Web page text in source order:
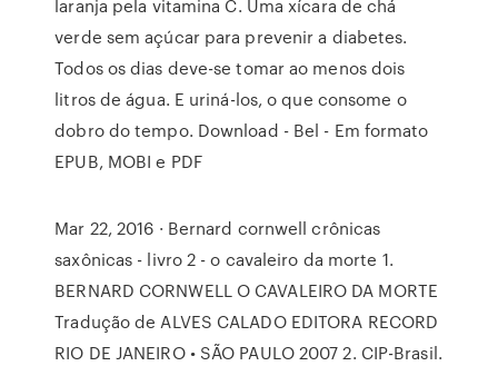
laranja pela vitamina C. Uma xícara de chá
verde sem açúcar para prevenir a diabetes.
Todos os dias deve-se tomar ao menos dois
litros de água. E uriná-los, o que consome o
dobro do tempo. Download - Bel - Em formato
EPUB, MOBI e PDF
Mar 22, 2016 · Bernard cornwell crônicas
saxônicas - livro 2 - o cavaleiro da morte 1.
BERNARD CORNWELL O CAVALEIRO DA MORTE
Tradução de ALVES CALADO EDITORA RECORD
RIO DE JANEIRO • SÃO PAULO 2007 2. CIP-Brasil.